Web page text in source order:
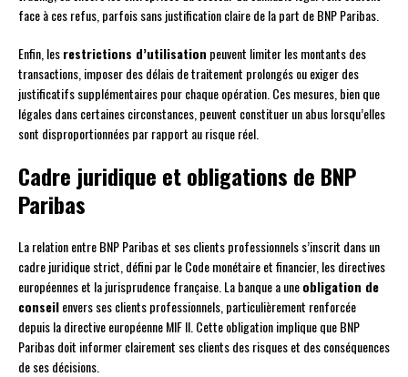
face à ces refus, parfois sans justification claire de la part de BNP Paribas.
Enfin, lesrestrictions d’utilisation peuvent limiter les montants des
transactions, imposer des délais de traitement prolongés ou exiger des
justificatifs supplémentaires pour chaque opération. Ces mesures, bien que
légales dans certaines circonstances, peuvent constituer un abus lorsqu’elles
sont disproportionnées par rapport au risque réel.
Cadre juridique et obligations de BNP
Paribas
La relation entre BNP Paribas et ses clients professionnels s’inscrit dans un
cadre juridique strict, défini par le Code monétaire et financier, les directives
européennes et la jurisprudence française. La banque a uneobligation de
conseilenvers ses clients professionnels, particulièrement renforcée
depuis la directive européenne MIF II. Cette obligation implique que BNP
Paribas doit informer clairement ses clients des risques et des conséquences
de ses décisions.